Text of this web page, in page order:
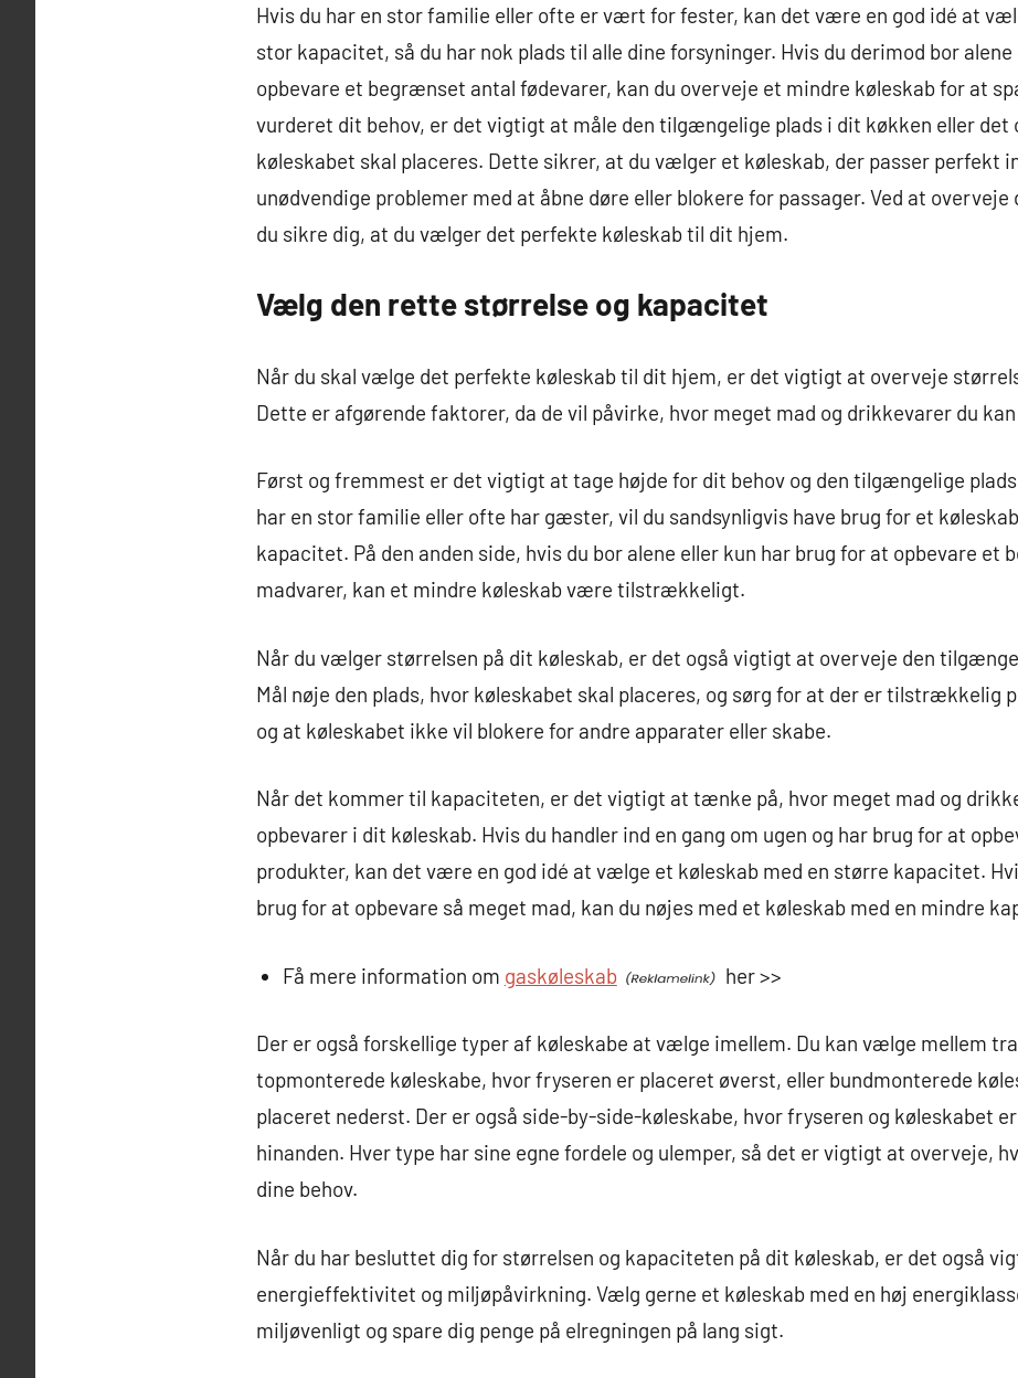
Hvis du har en stor familie eller ofte er vært for fester, kan det være en god idé at
stor kapacitet, så du har nok plads til alle dine forsyninger. Hvis du derimod bor
opbevare et begrænset antal fødevarer, kan du overveje et mindre køleskab for at
vurderet dit behov, er det vigtigt at måle den tilgængelige plads i dit køkken eller det
køleskabet skal placeres. Dette sikrer, at du vælger et køleskab, der passer perfekt
unødvendige problemer med at åbne døre eller blokere for passager. Ved at overveje
du sikre dig, at du vælger det perfekte køleskab til dit hjem.
Vælg den rette størrelse og kapacitet
Når du skal vælge det perfekte køleskab til dit hjem, er det vigtigt at overveje
Dette er afgørende faktorer, da de vil påvirke, hvor meget mad og drikkevarer du
Først og fremmest er det vigtigt at tage højde for dit behov og den tilgængelige
har en stor familie eller ofte har gæster, vil du sandsynligvis have brug for et
kapacitet. På den anden side, hvis du bor alene eller kun har brug for at opbevare et
madvarer, kan et mindre køleskab være tilstrækkeligt.
Når du vælger størrelsen på dit køleskab, er det også vigtigt at overveje den
Mål nøje den plads, hvor køleskabet skal placeres, og sørg for at der er tilstrækkelig
og at køleskabet ikke vil blokere for andre apparater eller skabe.
Når det kommer til kapaciteten, er det vigtigt at tænke på, hvor meget mad og
opbevarer i dit køleskab. Hvis du handler ind en gang om ugen og har brug for at
produkter, kan det være en god idé at vælge et køleskab med en større kapacitet.
brug for at opbevare så meget mad, kan du nøjes med et køleskab med en mindre
Få mere information om gaskøleskab her >>
Der er også forskellige typer af køleskabe at vælge imellem. Du kan vælge mellem
topmonterede køleskabe, hvor fryseren er placeret øverst, eller bundmonterede
placeret nederst. Der er også side-by-side-køleskabe, hvor fryseren og køleskabet
hinanden. Hver type har sine egne fordele og ulemper, så det er vigtigt at overveje,
dine behov.
Når du har besluttet dig for størrelsen og kapaciteten på dit køleskab, er det også
energieffektivitet og miljøpåvirkning. Vælg gerne et køleskab med en høj
miljøvenligt og spare dig penge på elregningen på lang sigt.